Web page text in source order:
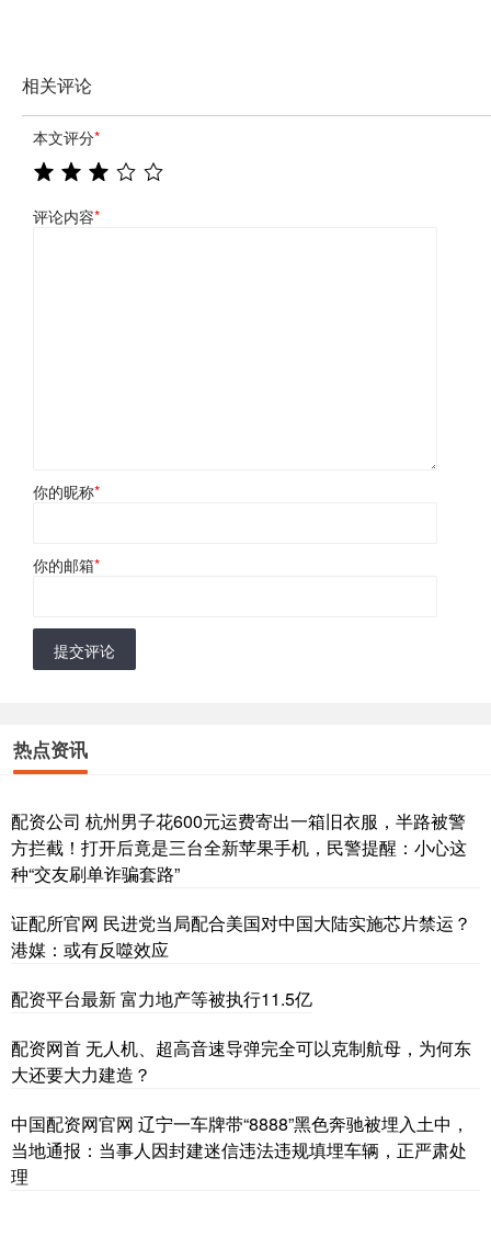
相关评论
本文评分*
评论内容*
你的昵称*
你的邮箱*
提交评论
热点资讯
配资公司 杭州男子花600元运费寄出一箱旧衣服，半路被警
方拦截！打开后竟是三台全新苹果手机，民警提醒：小心这
种“交友刷单诈骗套路”
证配所官网 民进党当局配合美国对中国大陆实施芯片禁运？
港媒：或有反噬效应
配资平台最新 富力地产等被执行11.5亿
配资网首 无人机、超高音速导弹完全可以克制航母，为何东
大还要大力建造？
中国配资网官网 辽宁一车牌带“8888”黑色奔驰被埋入土中，
当地通报：当事人因封建迷信违法违规填埋车辆，正严肃处
理